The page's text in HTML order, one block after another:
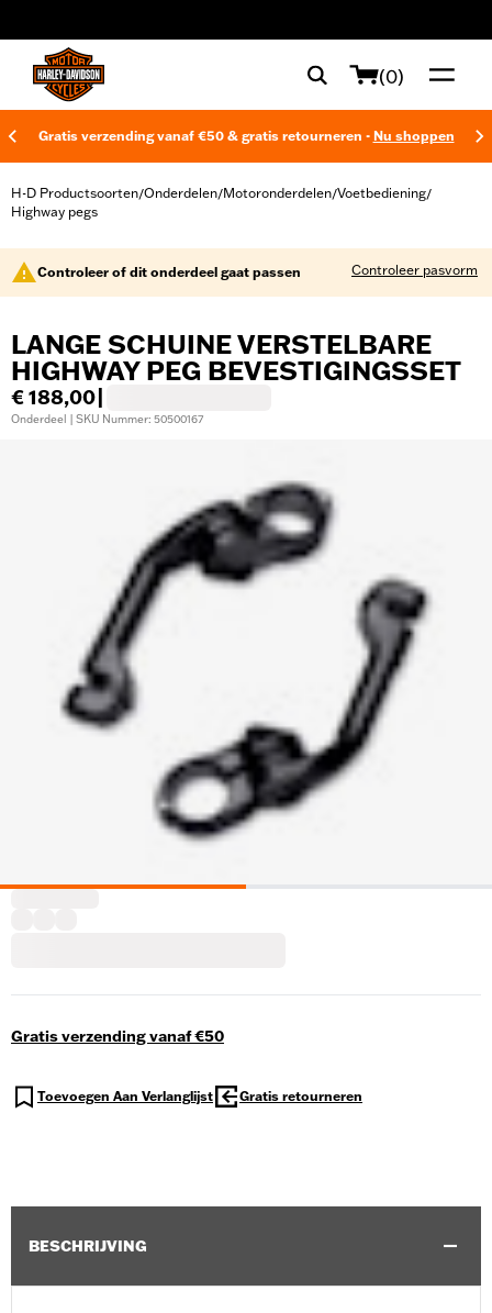
(0)
Gratis verzending vanaf €50 & gratis retourneren - Nu shoppen
H-D Productsoorten/Onderdelen/Motoronderdelen/Voetbediening/
Highway pegs
Controleer of dit onderdeel gaat passen Controleer pasvorm
LANGE SCHUINE VERSTELBARE
HIGHWAY PEG BEVESTIGINGSSET
€ 188,00
Onderdeel | SKU Nummer: 50500167
Gratis verzending vanaf €50
Toevoegen Aan Verlanglijst Gratis retourneren
BESCHRIJVING